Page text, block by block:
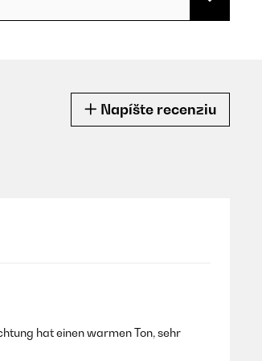
Napíšte recenziu
hat einen warmen Ton, sehr